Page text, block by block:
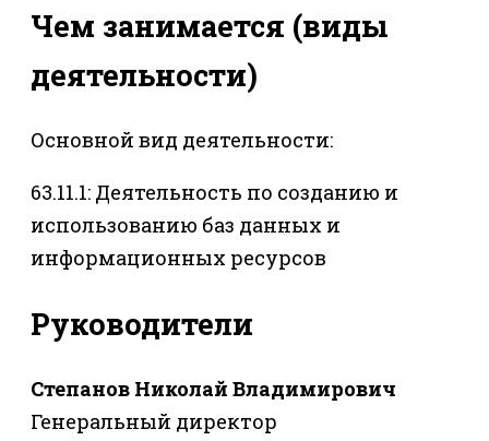
Чем занимается (виды
деятельности)
Основной вид деятельности:
63.11.1: Деятельность по созданию и
использованию баз данных и
информационных ресурсов
Руководители
Степанов Николай Владимирович
Генеральный директор